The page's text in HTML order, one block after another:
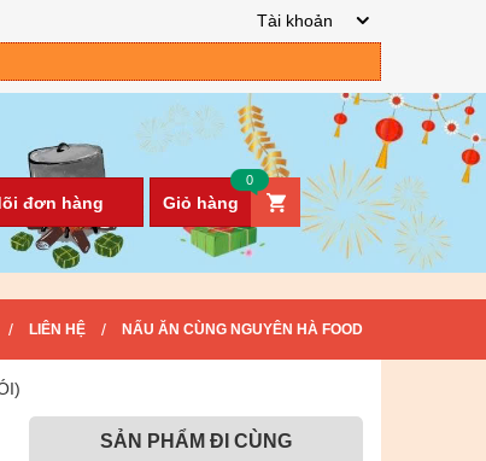
Tài khoản
đơn hàng Giỏ hàng
0
/ LIÊN HỆ / NẤU ĂN CÙNG NGUYÊN HÀ FOOD
SẢN PHẨM ĐI CÙNG